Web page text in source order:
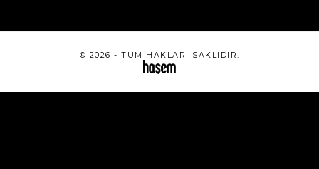
© 2026 - TÜM HAKLARI SAKLIDIR.